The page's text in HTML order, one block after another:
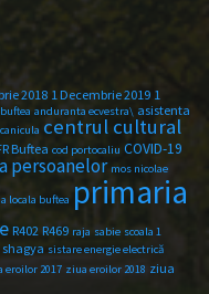
2018 1 Decembrie 2019 1
anduranta ecvestra\ asistenta
canicula centrul cultural
Buftea cod portocaliu COVID-19
persoanelor mos nicolae
locala buftea primaria
R402 R469 raja sabie scoala 1
shagya sistare energie electrică
eroilor 2017 ziua eroilor 2018 ziua